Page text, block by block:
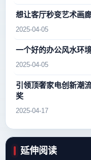
想让客厅秒变艺术画
2025-04-05
一个好的办公风水环
2025-04-05
引领顶奢家电创新潮
奖
2025-04-17
延伸阅读